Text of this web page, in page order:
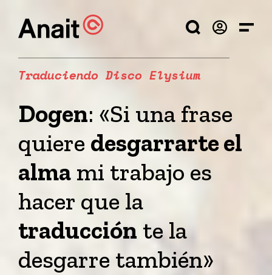
Traduciendo Disco Elysium
Dogen: «Si una frase
quiere desgarrarte el
alma mi trabajo es
hacer que la
traducción te la
desgarre también»